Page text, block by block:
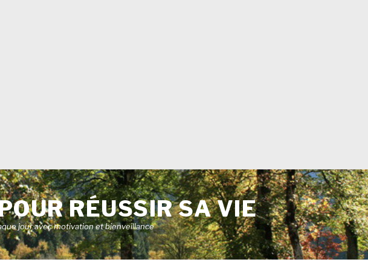
RÉUSSIR SA VIE
jour avec motivation et bienveillance